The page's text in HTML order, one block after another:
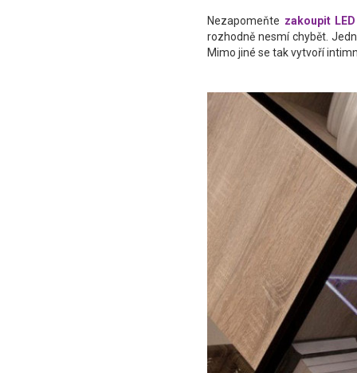
Nezapomeňte zakoupit
rozhodně nesmí chybět.
Mimo jiné se tak vytvoří